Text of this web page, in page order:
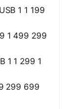
1 1 199
1 499 299
1 1 299 1
299 699